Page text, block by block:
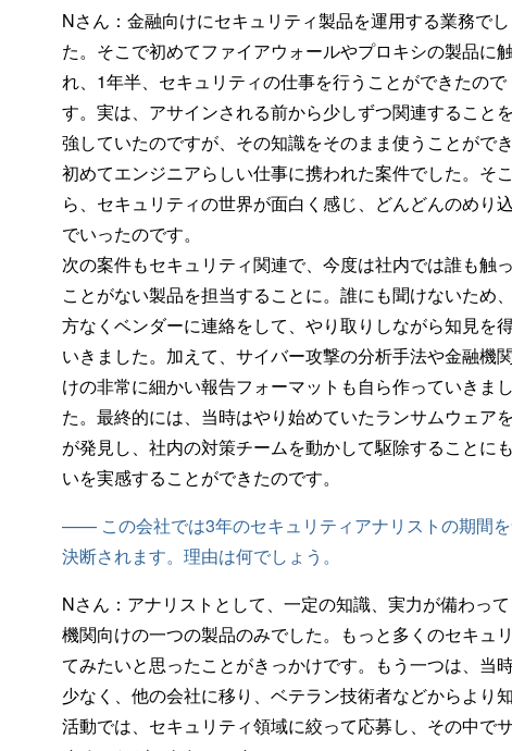
Nさん： 金融向けにセキュリティ製品を運用する業務でし
た。そこで初めてファイアウォールやプロキシの製品に
れ、1年半、セキュリティの仕事を行うことができたので
す。実は、アサインされる前から少しずつ関連すること
強していたのですが、その知識をそのまま使うことができ
初めてエンジニアらしい仕事に携われた案件でした。そ
ら、セキュリティの世界が面白く感じ、どんどんのめり
でいったのです。
次の案件もセキュリティ関連で、今度は社内では誰も触
ことがない製品を担当することに。誰にも聞けないため
方なくベンダーに連絡をして、やり取りしながら知見を
いきました。加えて、サイバー攻撃の分析手法や金融機
けの非常に細かい報告フォーマットも自ら作っていきまし
た。最終的には、当時はやり始めていたランサムウェア
が発見し、社内の対策チームを動かして駆除することに
いを実感することができたのです。
—— この会社では3年のセキュリティアナリストの期間
決断されます。理由は何でしょう。
Nさん： アナリストとして、一定の知識、実力が備わっ
機関向けの一つの製品のみでした。もっと多くのセキュ
てみたいと思ったことがきっかけです。もう一つは、当
少なく、他の会社に移り、ベテラン技術者などからより
活動では、セキュリティ領域に絞って応募し、その中で